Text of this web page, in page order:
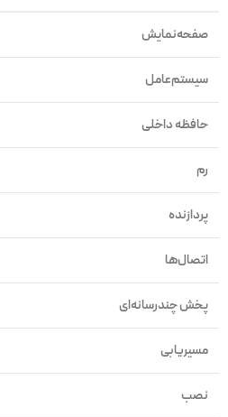
صفحه‌نمایش
سیستم‌عامل
حافظه داخلی
رم
پردازنده
اتصال‌ها
پخش چندرسانه‌ای
مسیریابی
نصب